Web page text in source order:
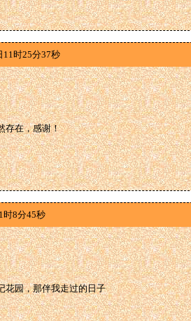
11时25分37秒
存在，感谢！
时8分45秒
花园，那伴我走过的日子